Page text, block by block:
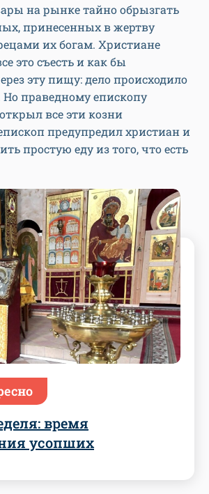
на рынке тайно обрызгать
принесенных в жертву
их богам. Христиане
это съесть и как бы
эту пищу: дело происходило
Но праведному епископу
все эти козни
предупредил христиан и
простую еду из того, что есть
время
усопших